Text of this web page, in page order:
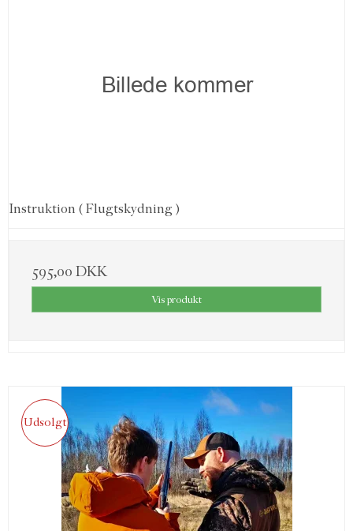
Instruktion ( Flugtskydning )
595,00 DKK
Vis produkt
Udsolgt